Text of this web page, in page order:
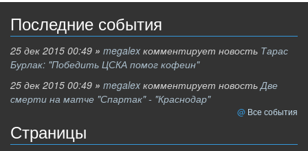
Последние события
25 дек 2015 00:49 » megalex комментирует новость Тарас
Бурлак: "Победить ЦСКА помог кофеин"
25 дек 2015 00:49 » megalex комментирует новостьДве
смерти на матче "Спартак" - "Краснодар"
Все события
Страницы